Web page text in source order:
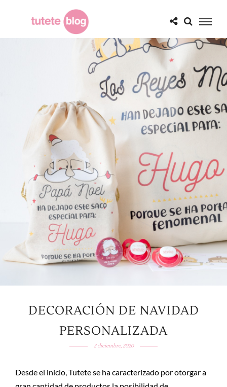
DECORACIÓN DE NAVIDAD
PERSONALIZADA
2 diciembre, 2020
Desde el inicio, Tutete se ha caracterizado por otorgar a